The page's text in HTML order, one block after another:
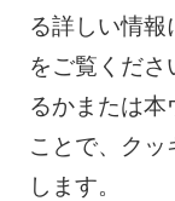
る詳しい情報
をご覧くだ
るかまたは本
ことで、ク
します。